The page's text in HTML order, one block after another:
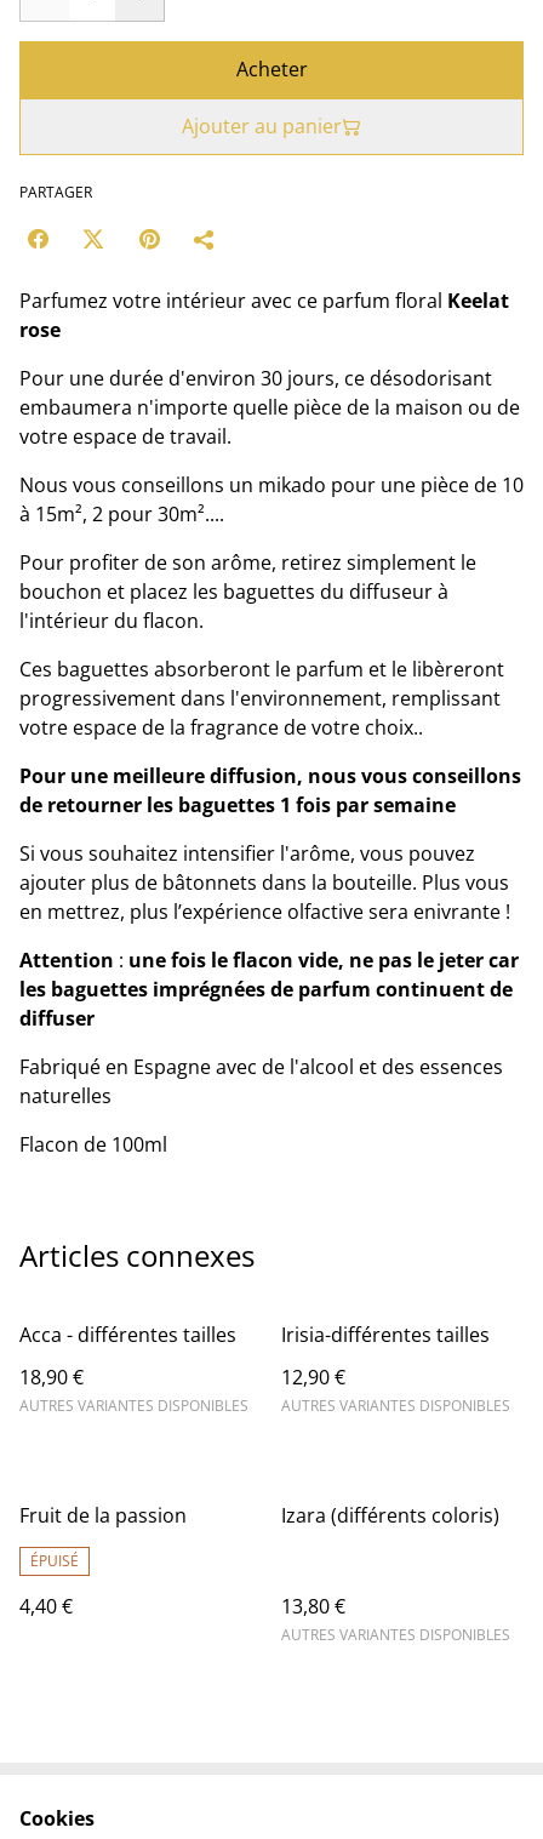
Acheter
Ajouter au panier
PARTAGER
Parfumez votre intérieur avec ce parfum floral Keelat
rose
Pour une durée d'environ 30 jours, ce désodorisant
embaumera n'importe quelle pièce de la maison ou de
votre espace de travail.
Nous vous conseillons un mikado pour une pièce de 10
à 15m², 2 pour 30m²....
Pour profiter de son arôme, retirez simplement le
bouchon et placez les baguettes du diffuseur à
l'intérieur du flacon.
Ces baguettes absorberont le parfum et le libèreront
progressivement dans l'environnement, remplissant
votre espace de la fragrance de votre choix..
Pour une meilleure diffusion, nous vous conseillons
de retourner les baguettes 1 fois par semaine
Si vous souhaitez intensifier l'arôme, vous pouvez
ajouter plus de bâtonnets dans la bouteille. Plus vous
en mettrez, plus l’expérience olfactive sera enivrante !
Attention : une fois le flacon vide, ne pas le jeter car
les baguettes imprégnées de parfum continuent de
diffuser
Fabriqué en Espagne avec de l'alcool et des essences
naturelles
Flacon de 100ml
Articles connexes
Acca - différentes tailles
18,90 €
AUTRES VARIANTES DISPONIBLES
Irisia-différentes tailles
12,90 €
AUTRES VARIANTES DISPONIBLES
Fruit de la passion
ÉPUISÉ
4,40 €
Izara (différents coloris)
13,80 €
AUTRES VARIANTES DISPONIBLES
Cookies